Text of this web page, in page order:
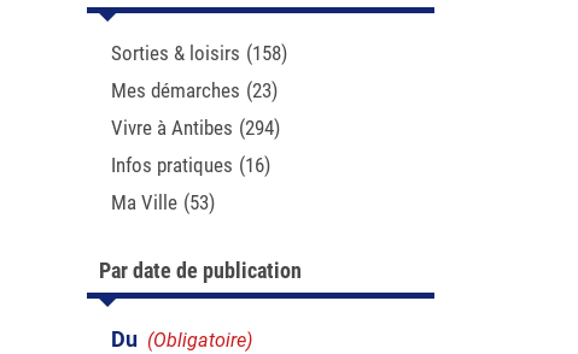
Sorties & loisirs (158)
Mes démarches (23)
Vivre à Antibes (294)
Infos pratiques (16)
Ma Ville (53)
Par date de publication
Du (Obligatoire)